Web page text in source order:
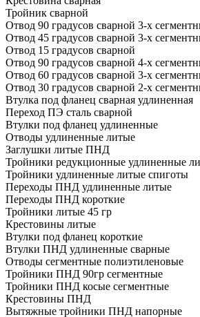
Тройник сварной
Отвод 90 градусов сварной 3-х
Отвод 45 градусов сварной 3-х
Отвод 15 градусов сварной
Отвод 90 градусов сварной 4-х
Отвод 60 градусов сварной 3-х
Отвод 30 градусов сварной 2-х
Втулка под фланец сварная удлиненная
Переход ПЭ сталь сварной
Втулки под фланец удлиненные
Отводы удлиненные литые
Заглушки литые ПНД
Тройники редукционные удлиненные
Тройники удлиненные литые спиготы
Переходы ПНД удлиненные литые
Переходы ПНД короткие
Тройники литые 45 гр
Крестовины литые
Втулки под фланец короткие
Втулки ПНД удлиненные сварные
Отводы сегментные полиэтиленовые
Тройники ПНД 90гр сегментные
Тройники ПНД косые сегментные
Крестовины ПНД
Вытяжные тройники ПНД напорные